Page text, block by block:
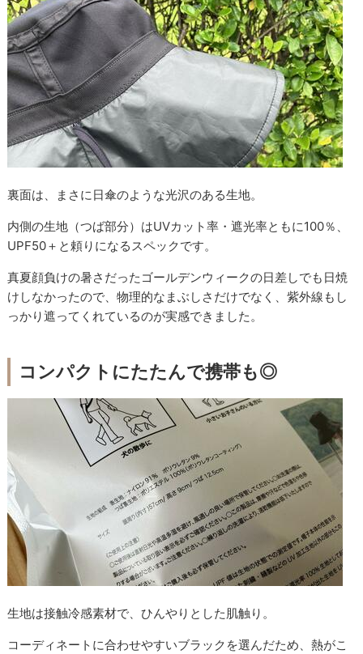
裏面は、まさに日傘のような光沢のある生地。
内側の生地（つば部分）はUVカット率・遮光率ともに100％、
UPF50＋と頼りになるスペックです。
真夏顔負けの暑さだったゴールデンウィークの日差しでも日焼
けしなかったので、物理的なまぶしさだけでなく、紫外線もし
っかり遮ってくれているのが実感できました。
コンパクトにたたんで携帯も◎
生地は接触冷感素材で、ひんやりとした肌触り。
コーディネートに合わせやすいブラックを選んだため、熱がこ